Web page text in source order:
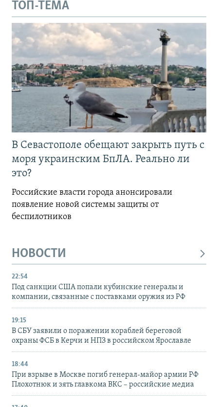
ТОП-ТЕМА
В Севастополе обещают закрыть путь с
моря украинским БпЛА. Реально ли
это?
Российские власти города анонсировали
появление новой системы защиты от
беспилотников
НОВОСТИ
22:54
Под санкции США попали кубинские генералы и
компании, связанные с поставками оружия из РФ
19:15
В СБУ заявили о поражении кораблей береговой
охраны ФСБ в Керчи и НПЗ в российском Ярославле
18:44
При взрыве в Москве погиб генерал-майор армии РФ
Плохотнюк и зять главкома ВКС – российские медиа